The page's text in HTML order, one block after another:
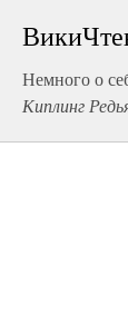
Немного о
Киплинг